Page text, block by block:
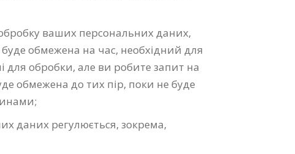
ваших персональних даних,
обмежена на час, необхідний для
для обробки, але ви робите запит на
обмежена до тих пір, поки не буде
даних регулюється, зокрема,